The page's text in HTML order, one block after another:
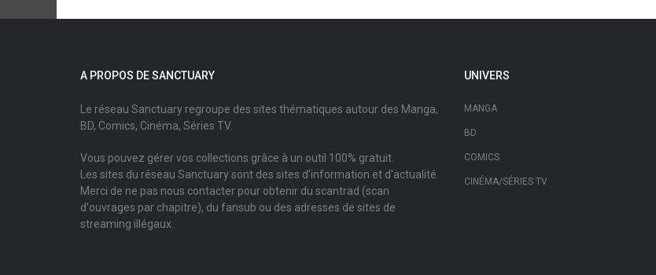
A PROPOS DE SANCTUARY
Le réseau Sanctuary regroupe des sites thématiques autour des Manga,
BD, Comics, Cinéma, Séries TV.
Vous pouvez gérer vos collections grâce à un outil 100% gratuit.
Les sites du réseau Sanctuary sont des sites d'information et d'actualité.
Merci de ne pas nous contacter pour obtenir du scantrad (scan
d'ouvrages par chapitre), du fansub ou des adresses de sites de
streaming illégaux.
UNIVERS
MANGA
BD
COMICS
CINÉMA/SÉRIES TV